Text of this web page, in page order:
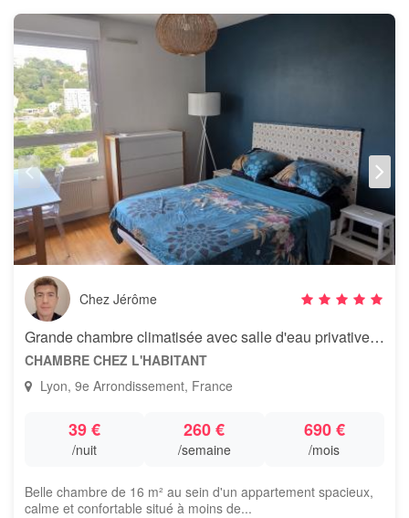
Chez Jérôme
Grande chambre climatisée avec salle d'eau privative – Lyon 9 Vaise
CHAMBRE CHEZ L'HABITANT
Lyon, 9e Arrondissement, France
39 €
/nuit
260 €
/semaine
690 €
/mois
Belle chambre de 16 m² au sein d'un appartement spacieux,
calme et confortable situé à moins de...